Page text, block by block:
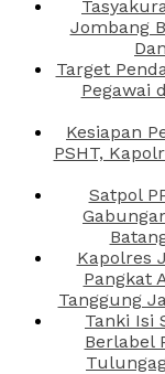
Jombang
Target
Pegawai
Kesiapan
PSHT,
Satpol
Kapolres
Pangkat
Tanggung
Tanki Isi
Berlabel